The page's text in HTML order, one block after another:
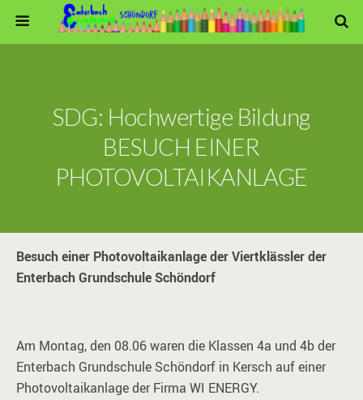
SDG: Hochwertige Bildung
BESUCH EINER
PHOTOVOLTAIKANLAGE
Besuch einer Photovoltaikanlage der Viertklässler der
Enterbach Grundschule Schöndorf
Am Montag, den 08.06 waren die Klassen 4a und 4b der
Enterbach Grundschule Schöndorf in Kersch auf einer
Photovoltaikanlage der Firma WI ENERGY.